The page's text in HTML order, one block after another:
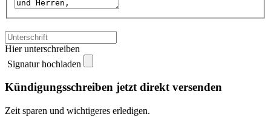
Hier unterschreiben
Signatur hochladen
Kündigungsschreiben jetzt direkt versenden
Zeit sparen und wichtigeres erledigen.